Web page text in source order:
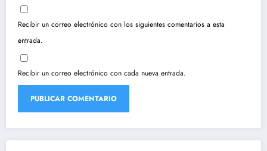
Recibir un correo electrónico con los siguientes comentarios a esta
entrada.
Recibir un correo electrónico con cada nueva entrada.